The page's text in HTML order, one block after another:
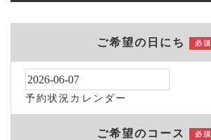
ご希望の日にち 必須
予約状況カレンダー
ご希望のコース 必須